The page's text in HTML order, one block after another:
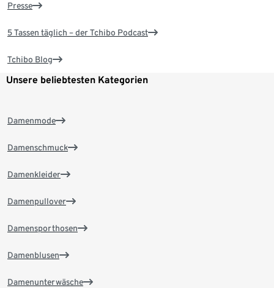
Presse
5 Tassen täglich – der Tchibo Podcast
Tchibo Blog
Unsere beliebtesten Kategorien
Damenmode
Damenschmuck
Damenkleider
Damenpullover
Damensporthosen
Damenblusen
Damenunterwäsche